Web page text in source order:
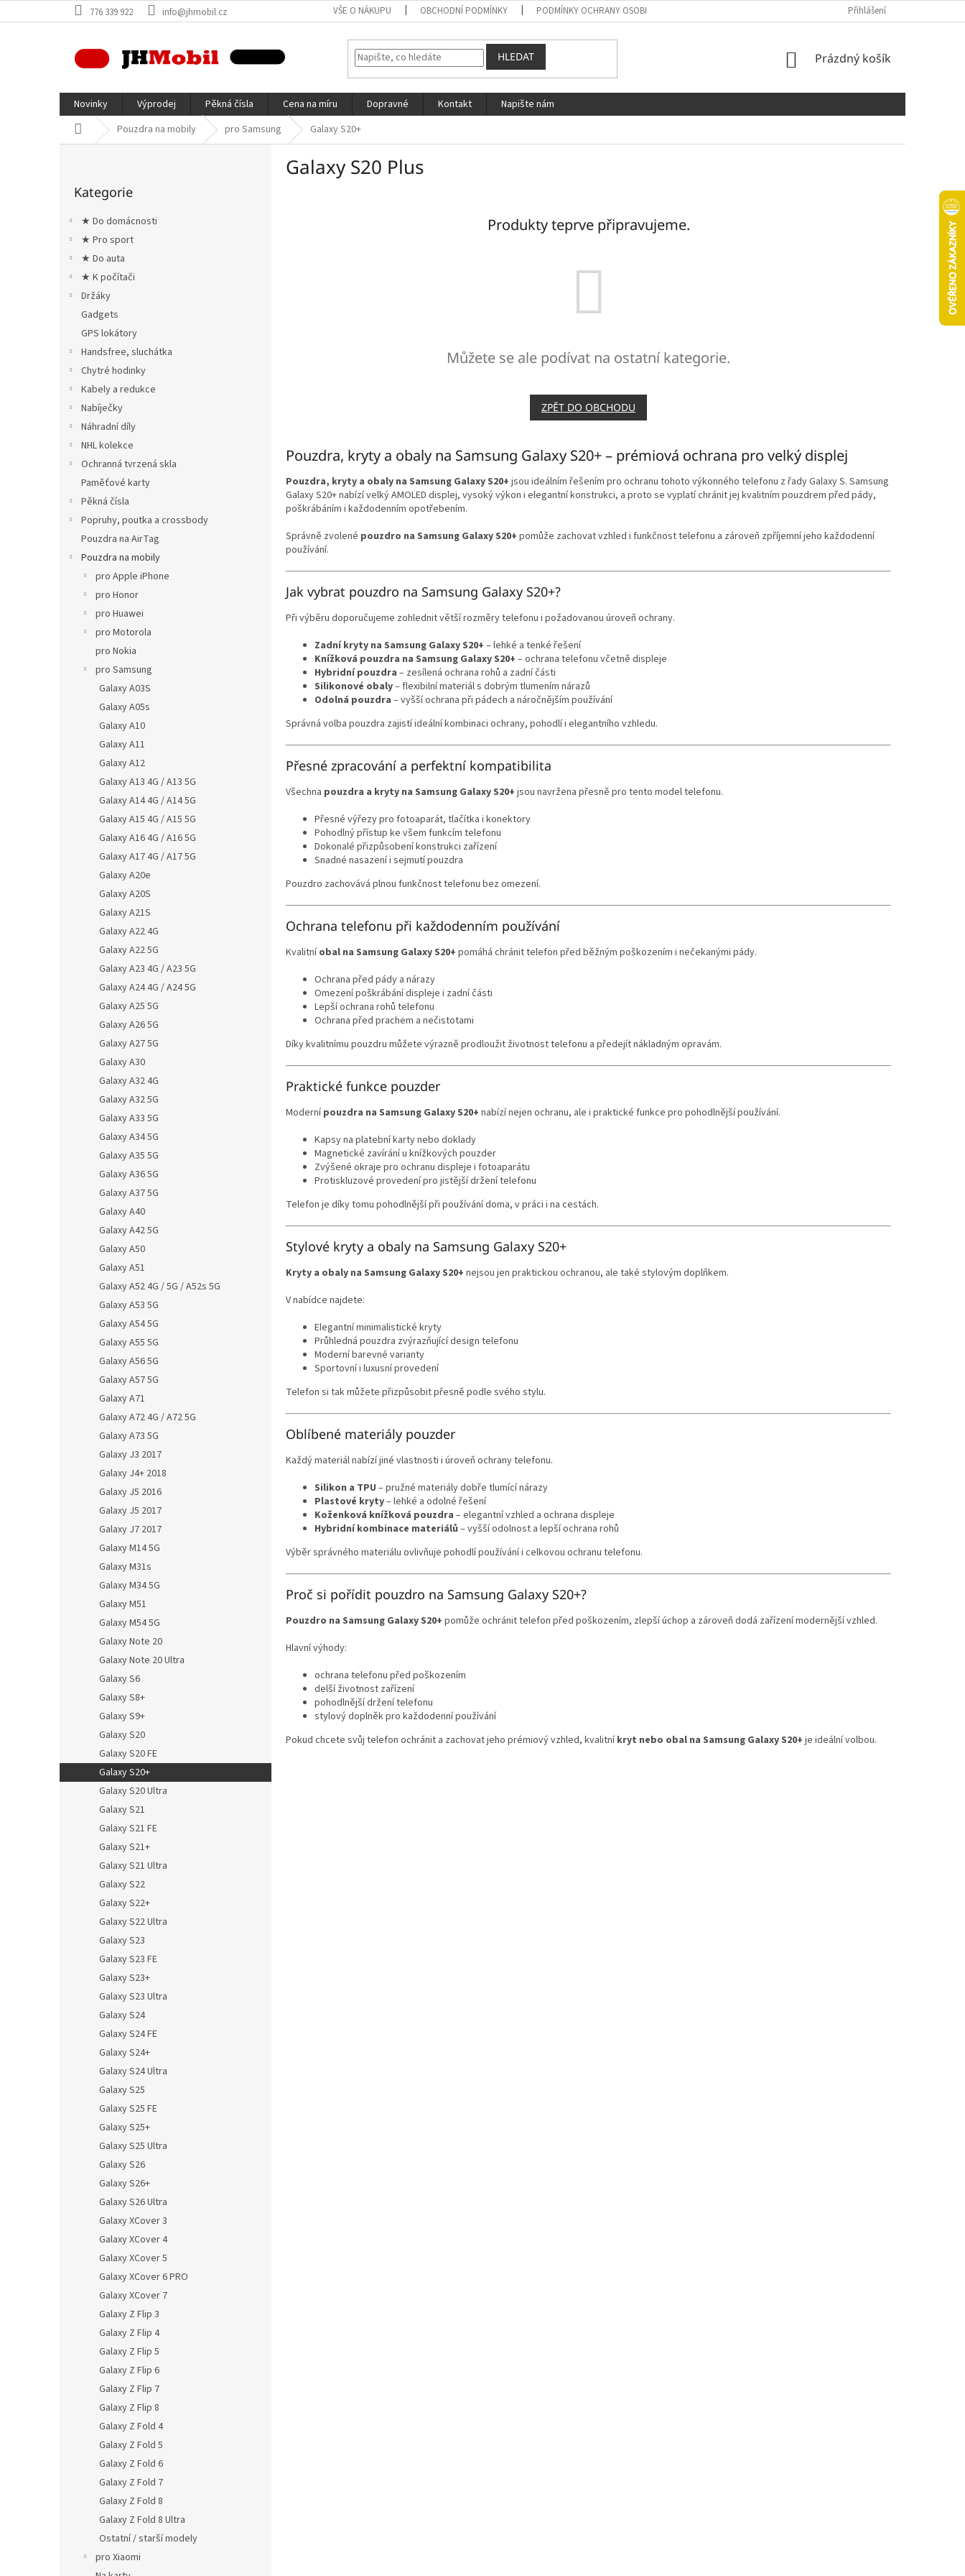
na
776 339 922 info@jhmobil.cz VŠE O NÁKUPU OBCHODNÍ PODMÍNKY PODMÍNKY OCHRANY OSOBNÍCH ÚDAJŮ Přihlášení
HLEDAT
NÁKUPNÍ
Prázdný košík
Novinky Výprodej Pěkná čísla Cena na míru Dopravné Kontakt
Napište nám
Domů Pouzdra na mobily pro Samsung Galaxy S20+
kategorie
Kategorie
★ Do domácnosti
★ Pro sport
★ Do auta
★ K počítači
Držáky
Gadgets
GPS lokátory
Handsfree, sluchátka
Chytré hodinky
Kabely a redukce
Nabíječky
Náhradní díly
NHL kolekce
Ochranná tvrzená skla
Paměťové karty
Pěkná čísla
Popruhy, poutka a crossbody
Pouzdra na AirTag
Pouzdra na mobily
pro Apple iPhone
pro Honor
pro Huawei
pro Motorola
pro Nokia
pro Samsung
Galaxy A03S
Galaxy A05s
Galaxy A10
Galaxy A11
Galaxy A12
Galaxy A13 4G / A13 5G
Galaxy A14 4G / A14 5G
Galaxy A15 4G / A15 5G
Galaxy A16 4G / A16 5G
Galaxy A17 4G / A17 5G
Galaxy A20e
Galaxy A20S
Galaxy A21S
Galaxy A22 4G
Galaxy A22 5G
Galaxy A23 4G / A23 5G
Galaxy A24 4G / A24 5G
Galaxy A25 5G
Galaxy A26 5G
Galaxy A27 5G
Galaxy A30
Galaxy A32 4G
Galaxy A32 5G
Galaxy A33 5G
Galaxy A34 5G
Galaxy A35 5G
Galaxy A36 5G
Galaxy A37 5G
Galaxy A40
Galaxy A42 5G
Galaxy A50
Galaxy A51
Galaxy A52 4G / 5G / A52s 5G
Galaxy A53 5G
Galaxy A54 5G
Galaxy A55 5G
Galaxy A56 5G
Galaxy A57 5G
Galaxy A71
Galaxy A72 4G / A72 5G
Galaxy A73 5G
Galaxy J3 2017
Galaxy J4+ 2018
Galaxy J5 2016
Galaxy J5 2017
Galaxy J7 2017
Galaxy M14 5G
Galaxy M31s
Galaxy M34 5G
Galaxy M51
Galaxy M54 5G
Galaxy Note 20
Galaxy Note 20 Ultra
Galaxy S6
Galaxy S8+
Galaxy S9+
Galaxy S20
Galaxy S20 FE
Galaxy S20+
Galaxy S20 Ultra
Galaxy S21
Galaxy S21 FE
Galaxy S21+
Galaxy S21 Ultra
Galaxy S22
Galaxy S22+
Galaxy S22 Ultra
Galaxy S23
Galaxy S23 FE
Galaxy S23+
Galaxy S23 Ultra
Galaxy S24
Galaxy S24 FE
Galaxy S24+
Galaxy S24 Ultra
Galaxy S25
Galaxy S25 FE
Galaxy S25+
Galaxy S25 Ultra
Galaxy S26
Galaxy S26+
Galaxy S26 Ultra
Galaxy XCover 3
Galaxy XCover 4
Galaxy XCover 5
Galaxy XCover 6 PRO
Galaxy XCover 7
Galaxy Z Flip 3
Galaxy Z Flip 4
Galaxy Z Flip 5
Galaxy Z Flip 6
Galaxy Z Flip 7
Galaxy Z Flip 8
Galaxy Z Fold 4
Galaxy Z Fold 5
Galaxy Z Fold 6
Galaxy Z Fold 7
Galaxy Z Fold 8
Galaxy Z Fold 8 Ultra
Ostatní / starší modely
pro Xiaomi
Galaxy S20 Plus
Produkty teprve připravujeme.
Můžete se ale podívat na ostatní kategorie.
ZPĚT DO OBCHODU
Pouzdra, kryty a obaly na Samsung Galaxy S20+ – prémiová ochrana pro velký displej
Pouzdra, kryty a obaly na Samsung Galaxy S20+ jsou ideálním řešením pro ochranu tohoto výkonného telefonu z řady Galaxy S. Samsung
Galaxy S20+ nabízí velký AMOLED displej, vysoký výkon i elegantní konstrukci, a proto se vyplatí chránit jej kvalitním pouzdrem před pády,
poškrábáním i každodenním opotřebením.
Správně zvolené pouzdro na Samsung Galaxy S20+ pomůže zachovat vzhled i funkčnost telefonu a zároveň zpříjemní jeho každodenní
používání.
Jak vybrat pouzdro na Samsung Galaxy S20+?
Při výběru doporučujeme zohlednit větší rozměry telefonu i požadovanou úroveň ochrany.
Zadní kryty na Samsung Galaxy S20+ – lehké a tenké řešení
Knížková pouzdra na Samsung Galaxy S20+ – ochrana telefonu včetně displeje
Hybridní pouzdra – zesílená ochrana rohů a zadní části
Silikonové obaly– flexibilní materiál s dobrým tlumením nárazů
Odolná pouzdra – vyšší ochrana při pádech a náročnějším používání
Správná volba pouzdra zajistí ideální kombinaci ochrany, pohodlí i elegantního vzhledu.
Přesné zpracování a perfektní kompatibilita
Všechna pouzdra a kryty na Samsung Galaxy S20+ jsou navržena přesně pro tento model telefonu.
Přesné výřezy pro fotoaparát, tlačítka i konektory
Pohodlný přístup ke všem funkcím telefonu
Dokonalé přizpůsobení konstrukci zařízení
Snadné nasazení i sejmutí pouzdra
Pouzdro zachovává plnou funkčnost telefonu bez omezení.
Ochrana telefonu při každodenním používání
Kvalitníobal na Samsung Galaxy S20+ pomáhá chránit telefon před běžným poškozením i nečekanými pády.
Ochrana před pády a nárazy
Omezení poškrábání displeje i zadní části
Lepší ochrana rohů telefonu
Ochrana před prachem a nečistotami
Díky kvalitnímu pouzdru můžete výrazně prodloužit životnost telefonu a předejít nákladným opravám.
Praktické funkce pouzder
Modernípouzdra na Samsung Galaxy S20+ nabízí nejen ochranu, ale i praktické funkce pro pohodlnější používání.
Kapsy na platební karty nebo doklady
Magnetické zavírání u knížkových pouzder
Zvýšené okraje pro ochranu displeje i fotoaparátu
Protiskluzové provedení pro jistější držení telefonu
Telefon je díky tomu pohodlnější při používání doma, v práci i na cestách.
Stylové kryty a obaly na Samsung Galaxy S20+
Kryty a obaly na Samsung Galaxy S20+ nejsou jen praktickou ochranou, ale také stylovým doplňkem.
V nabídce najdete:
Elegantní minimalistické kryty
Průhledná pouzdra zvýrazňující design telefonu
Moderní barevné varianty
Sportovní i luxusní provedení
Telefon si tak můžete přizpůsobit přesně podle svého stylu.
Oblíbené materiály pouzder
Každý materiál nabízí jiné vlastnosti i úroveň ochrany telefonu.
Silikon a TPU – pružné materiály dobře tlumící nárazy
Plastové kryty– lehké a odolné řešení
Koženková knížková pouzdra – elegantní vzhled a ochrana displeje
Hybridní kombinace materiálů – vyšší odolnost a lepší ochrana rohů
Výběr správného materiálu ovlivňuje pohodlí používání i celkovou ochranu telefonu.
Proč si pořídit pouzdro na Samsung Galaxy S20+?
Pouzdro na Samsung Galaxy S20+ pomůže ochránit telefon před poškozením, zlepší úchop a zároveň dodá zařízení modernější vzhled.
Hlavní výhody:
ochrana telefonu před poškozením
delší životnost zařízení
pohodlnější držení telefonu
stylový doplněk pro každodenní používání
Pokud chcete svůj telefon ochránit a zachovat jeho prémiový vzhled, kvalitníkryt nebo obal na Samsung Galaxy S20+ je ideální volbou.